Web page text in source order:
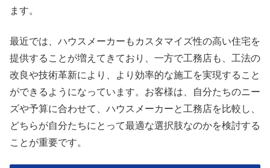
ます。
最近では、ハウスメーカーもカスタマイズ性の高い住宅を
提供することが増えてきており、一方で工務店も、工法の
改良や技術革新により、より効率的な施工を実現すること
ができるようになっています。お客様は、自分たちのニー
ズや予算に合わせて、ハウスメーカーと工務店を比較し、
どちらが自分たちにとって最適な選択肢なのかを検討する
ことが重要です。